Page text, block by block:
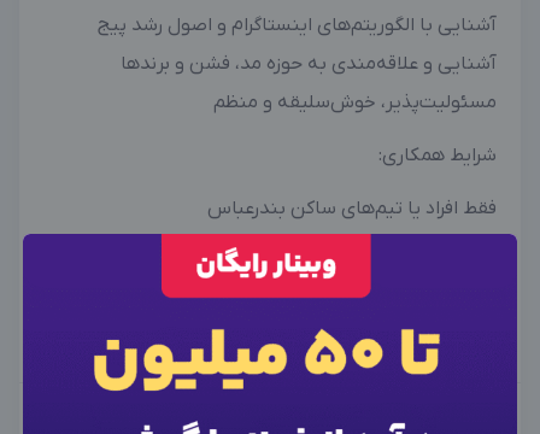
آشنایی با الگوریتم‌های اینستاگرام و اصول رشد پیج
آشنایی و علاقه‌مندی به حوزه مد، فشن و برندها
مسئولیت‌پذیر، خوش‌سلیقه و منظم
شرایط همکاری:
فقط افراد یا تیم‌های ساکن بندرعباس
داشتن سابقه کار و نمونه‌کار، مزیت محسوب می‌شود.
در صورت تمایل به همکاری، لطفاً رزومه و نمونه‌کار خود را
ارسال کنید.
توانایی مورد نیاز
اطلاعات تماس
ورود به حساب کاربری
وارد حساب کاربری شوید
برای نمایش اطلاعات تماس این آگهی از فرم زیر برای ورود
یا ثبت نام اقدام کنید.